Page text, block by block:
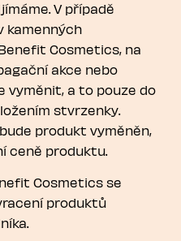
V případě
kamenných
Cosmetics, na
akce nebo
vyměnit, a to pouze do
stvrzenky.
produkt vyměněn,
ceně produktu.
Cosmetics se
produktů